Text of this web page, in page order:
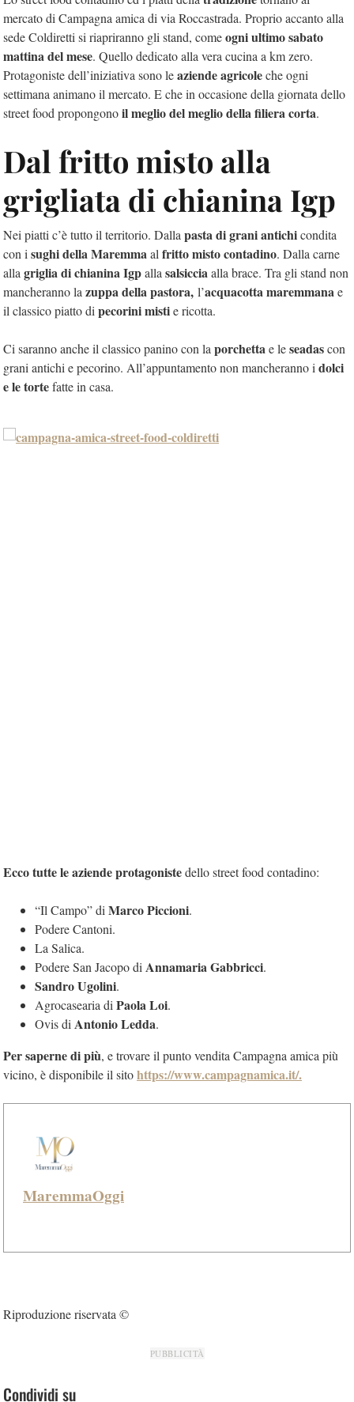
mercato di Campagna amica di via Roccastrada. Proprio accanto alla
sede Coldiretti si riapriranno gli stand, comeogni ultimo sabato
mattina del mese. Quello dedicato alla vera cucina a km zero.
Protagoniste dell’iniziativa sono leaziende agricoleche ogni
settimana animano il mercato. E che in occasione della giornata dello
street food propongonoil meglio del meglio della filiera corta.
Dal fritto misto alla
grigliata di chianina Igp
Nei piatti c’è tutto il territorio. Dalla pasta di grani antichicondita
con i sughi della Maremmaal fritto misto contadino. Dalla carne
alla griglia di chianina Igpalla salsicciaalla brace. Tra gli stand non
mancheranno la zuppa della pastora, l’acquacottamaremmanae
il classico piatto di pecorini mistie ricotta.
Ci saranno anche il classico panino con la porchettae leseadascon
grani antichi e pecorino. All’appuntamento non mancheranno i dolci
e le tortefatte in casa.
Ecco tutte le aziende protagonistedello street food contadino:
“Il Campo” di Marco Piccioni.
Podere Cantoni.
La Salica.
Podere San Jacopo di Annamaria Gabbricci.
Sandro Ugolini.
Agrocasearia di Paola Loi.
Ovis di Antonio Ledda.
Per saperne di più, e trovare il punto vendita Campagna amica più
vicino, è disponibile il sitohttps://www.campagnamica.it/.
MaremmaOggi
Riproduzione riservata ©
PUBBLICITÀ
Condividi su